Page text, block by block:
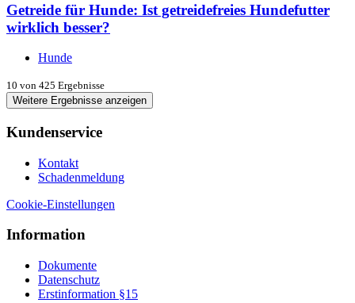
Getreide für Hunde: Ist getreidefreies Hundefutter
wirklich besser?
Hunde
10 von 425 Ergebnisse
Weitere Ergebnisse anzeigen
Kundenservice
Kontakt
Schadenmeldung
Cookie-Einstellungen
Information
Dokumente
Datenschutz
Erstinformation §15